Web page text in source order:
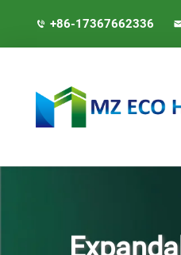
+86-17367662336